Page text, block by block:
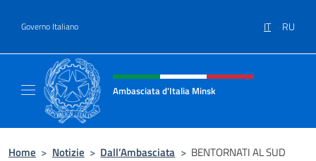
Governo Italiano IT RU
Intestazione sito, social e menù
Ambasciata d'Italia Minsk
Home > Notizie > Dall’Ambasciata > BENTORNATI AL SUD